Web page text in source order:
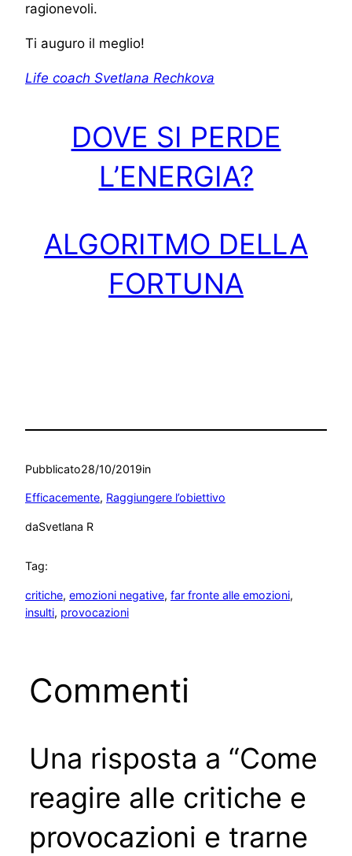
ragionevoli.
Ti auguro il meglio!
Life coach Svetlana Rechkova
DOVE SI PERDE
L’ENERGIA?
ALGORITMO DELLA
FORTUNA
Pubblicato28/10/2019in
Efficacemente, Raggiungere l’obiettivo
daSvetlana R
Tag:
critiche, emozioni negative, far fronte alle emozioni
insulti, provocazioni
Commenti
Una risposta a “Come
reagire alle critiche e
provocazioni e trarne